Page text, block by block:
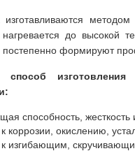
методом
до высокой
постепенно формируют
изготовления
способность, жесткость
к коррозии, окислению,
к изгибающим,